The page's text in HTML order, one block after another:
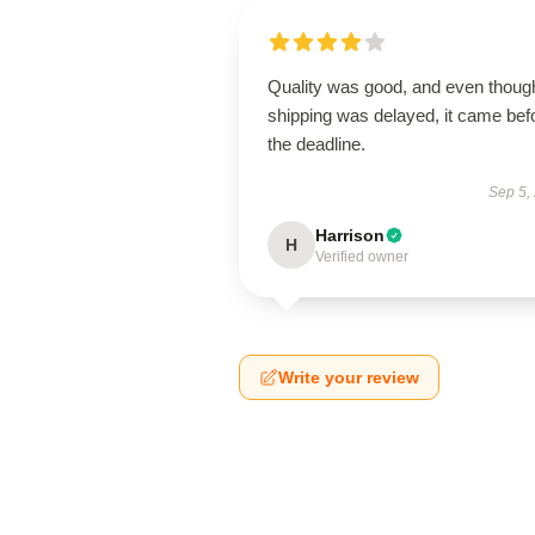
Quality was good, and even
shipping was delayed, it came
the deadline.
Sep 5,
H Harrison
Verified owner
Write your review